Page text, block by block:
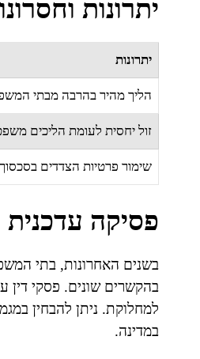
יתרונות
יתרונות
הליך מהיר בהרבה מבתי
זול יחסית לעומת הליכים
שימור פרטיות הצדדים
פסיקה
בשנים האחרונות, בתי
בהקשרים שונים. פסקי דין
למחלוקת. ניתן להבחין
במדינה.